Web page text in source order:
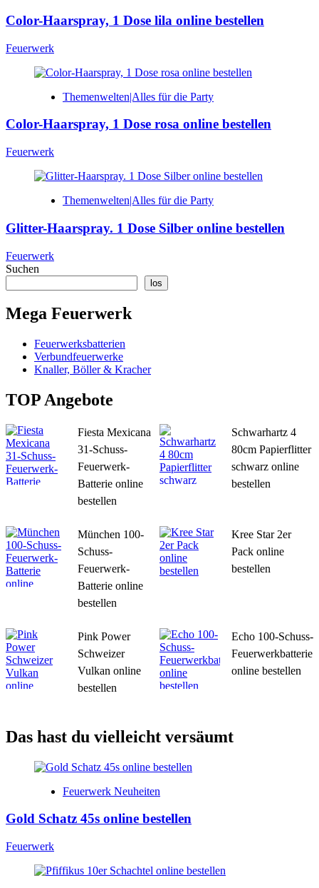
Color-Haarspray, 1 Dose lila online bestellen
Feuerwerk
Themenwelten|Alles für die Party
Color-Haarspray, 1 Dose rosa online bestellen
Feuerwerk
Themenwelten|Alles für die Party
Glitter-Haarspray. 1 Dose Silber online bestellen
Feuerwerk
Suchen
los
Mega Feuerwerk
Feuerwerksbatterien
Verbundfeuerwerke
Knaller, Böller & Kracher
TOP Angebote
Fiesta Mexicana
31-Schuss-
Feuerwerk-
Batterie online
bestellen
Schwarhartz 4
80cm Papierflitter
schwarz online
bestellen
München 100-
Schuss-
Feuerwerk-
Batterie online
bestellen
Kree Star 2er
Pack online
bestellen
Pink Power
Schweizer
Vulkan online
bestellen
Echo 100-Schuss-
Feuerwerkbatterie
online bestellen
Das hast du vielleicht versäumt
Feuerwerk Neuheiten
Gold Schatz 45s online bestellen
Feuerwerk